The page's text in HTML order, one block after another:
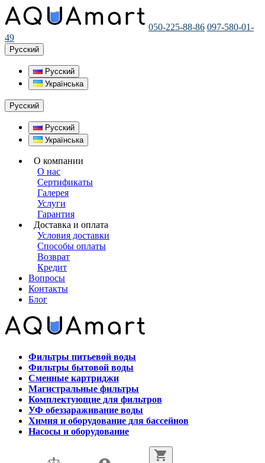
050-225-88-86 097-580-01-
49
Русский
Русский
Українська
Русский
Русский
Українська
О компании
О нас
Сертификаты
Галерея
Услуги
Гарантия
Доставка и оплата
Условия доставки
Способы оплаты
Возврат
Кредит
Вопросы
Контакты
Блог
Фильтры питьевой воды
Фильтры бытовой воды
Сменные картриджи
Магистральные фильтры
Комплектующие для фильтров
УФ обеззараживание воды
Химия и оборудование для бассейнов
Насосы и оборудование